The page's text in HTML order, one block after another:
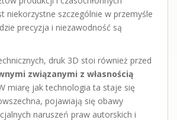
niekorzystne szczególnie w przemyśle
precyzja i niezawodność są
druk 3D stoi również przed
związanymi z własnością
miarę jak technologia ta staje się
pojawiają się obawy
naruszeń praw autorskich i